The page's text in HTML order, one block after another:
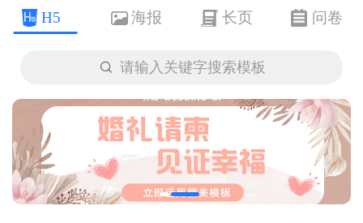
H5 海报 长页 问卷
 请输入关键字搜索模板